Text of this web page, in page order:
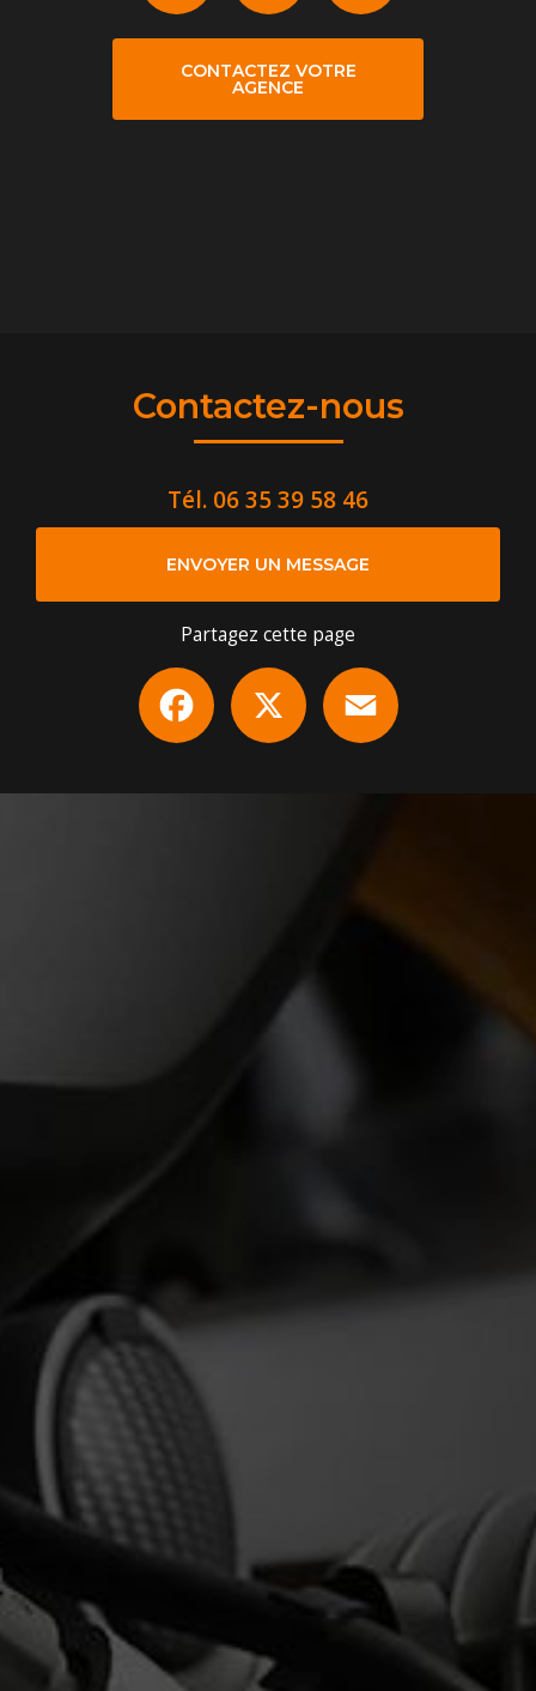
CONTACTEZ VOTRE
AGENCE
Contactez-nous
Tél. 06 35 39 58 46
ENVOYER UN MESSAGE
Partagez cette page
Facebook